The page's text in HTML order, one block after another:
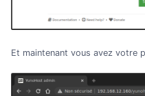
Et maintenant vous avez votre